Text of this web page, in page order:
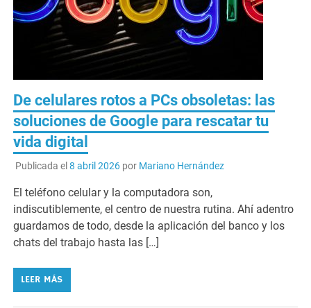
De celulares rotos a PCs obsoletas: las
soluciones de Google para rescatar tu
vida digital
Publicada el 8 abril 2026por Mariano Hernández
El teléfono celular y la computadora son,
indiscutiblemente, el centro de nuestra rutina. Ahí adentro
guardamos de todo, desde la aplicación del banco y los
chats del trabajo hasta las […]
LEER MÁS